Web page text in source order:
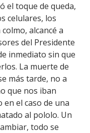
el toque de queda,
celulares, los
alcancé a
del Presidente
inmediato sin que
La muerte de
más tarde, no a
que nos iban
el caso de una
al pololo. Un
todo se